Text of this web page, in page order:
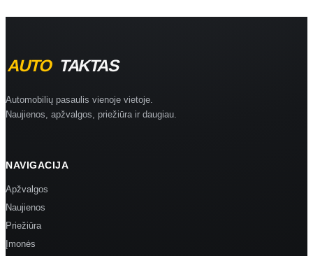
Automobilių pasaulis vienoje vietoje.
Naujienos, apžvalgos, priežiūra ir daugiau.
NAVIGACIJA
Apžvalgos
Naujienos
Priežiūra
Įmonės